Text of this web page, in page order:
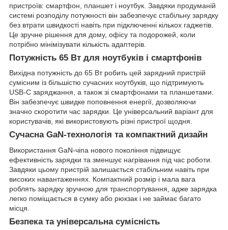
пристроїв: смартфон, планшет і ноутбук. Завдяки продуманій
системі розподілу потужності він забезпечує стабільну зарядку
без втрати швидкості навіть при підключенні кількох гаджетів.
Це зручне рішення для дому, офісу та подорожей, коли
потрібно мінімізувати кількість адаптерів.
Потужність 65 Вт для ноутбуків і смартфонів
Вихідна потужність до 65 Вт робить цей зарядний пристрій
сумісним із більшістю сучасних ноутбуків, що підтримують
USB-C заряджання, а також зі смартфонами та планшетами.
Він забезпечує швидке поповнення енергії, дозволяючи
значно скоротити час зарядки. Це універсальний варіант для
користувачів, які використовують різні пристрої щодня.
Сучасна GaN-технологія та компактний дизайн
Використання GaN-чіпа нового покоління підвищує
ефективність зарядки та зменшує нагрівання під час роботи.
Завдяки цьому пристрій залишається стабільним навіть при
високих навантаженнях. Компактний розмір і мала вага
роблять зарядку зручною для транспортування, адже зарядка
легко поміщається в сумку або рюкзак і не займає багато
місця.
Безпека та універсальна сумісність